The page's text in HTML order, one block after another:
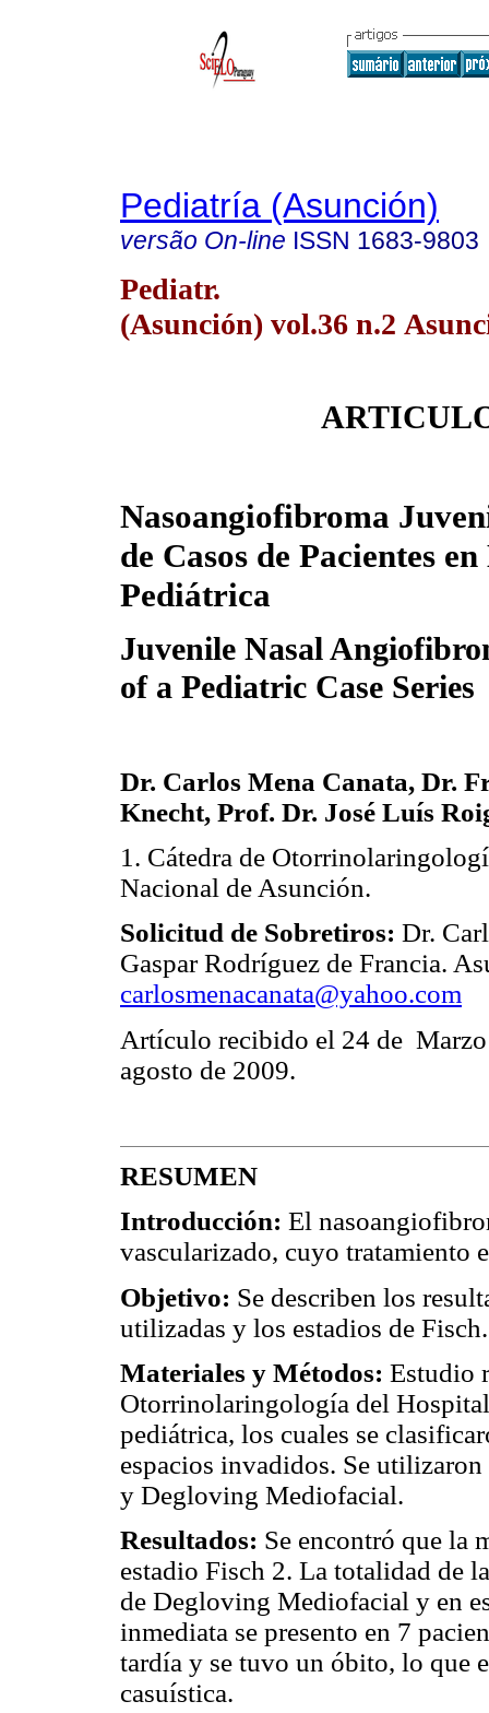
Pediatría (Asunción)
versão On-line ISSN 1683-9803
Pediatr.
(Asunción) vol.36 n.2
Nasoangiofibroma
de Casos de Pacientes
Pediátrica
Juvenile Nasal
of a Pediatric Case Series
Dr. Carlos Mena Canata, Dr.
Knecht, Prof. Dr. José Luís
1. Cátedra de
Nacional de Asunción.
Solicitud de Sobretiros: Dr.
Gaspar Rodríguez de Francia.
carlosmenacanata@yahoo.com
Artículo recibido el 24 de Marzo
agosto de 2009.
RESUMEN
Introducción: El
vascularizado, cuyo tratamiento
Objetivo: Se describen los
utilizadas y los estadios de Fisch.
Materiales y Métodos: Estudio
Otorrinolaringología del
pediátrica, los cuales se
espacios invadidos. Se
y Degloving Mediofacial.
Resultados: Se encontró que la
estadio Fisch 2. La totalidad de
de Degloving Mediofacial y en
inmediata se presento en 7
tardía y se tuvo un óbito, lo que
casuística.